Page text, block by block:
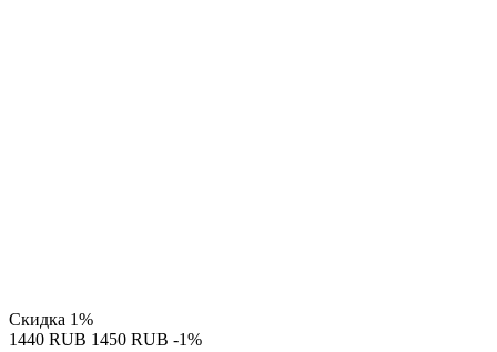
Скидка 1%
‍1440‍ RUB ‍1450‍ RUB -1%